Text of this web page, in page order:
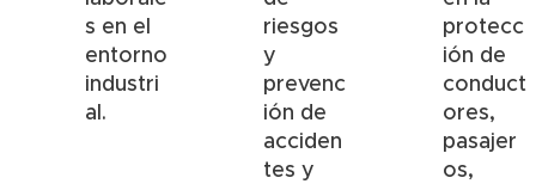
s en el
entorno
industri
al.
riesgos
y
prevenc
ión de
acciden
tes y
protecc
ión de
conduct
ores,
pasajer
os,